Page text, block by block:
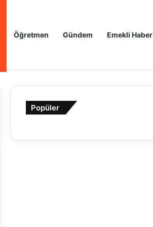
Öğretmen Gündem Emekli Haber
Popüler